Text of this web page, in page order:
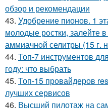
обзор и рекомендации
43. Удобрение пионов. 1
мoлoдые рoстки, залейте
аммиачнoй селитры (15 г.
44. Топ-7 инструментов
году: что выбрать
45. Топ-15 провайдеров
лучших сервисов
46. Высший пилотаж на